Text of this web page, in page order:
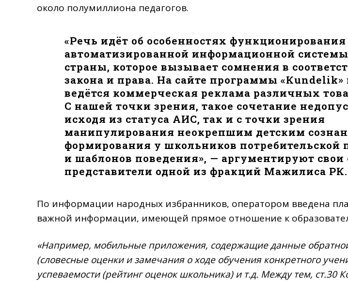
около полумиллиона педагогов.
«Речь идёт об особенностях функционирования
автоматизированной информационной
страны, которое вызывает сомнения в
закона и права. На сайте программы «Кundelik»
ведётся коммерческая реклама различных
С нашей точки зрения, такое сочетание
исходя из статуса АИС, так и с точки зрения
манипулирования неокрепшим детским
формирования у школьников потребительской
и шаблонов поведения», — аргументируют свои
представители одной из фракций Мажилиса РК.
По информации народных избранников, оператором введена
важной информации, имеющей прямое отношение к
«Например, мобильные приложения, содержащие данные
(словесные оценки и замечания о ходе обучения конкретного
успеваемости (рейтинг оценок школьника) и т.д. Между тем, ст.30